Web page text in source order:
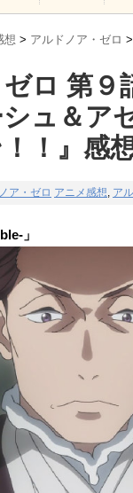
想 > アルドノア・ゼロ >
ロ 第９
ュ＆ア
！』感
ア・ゼロ アニメ感想, ア
」